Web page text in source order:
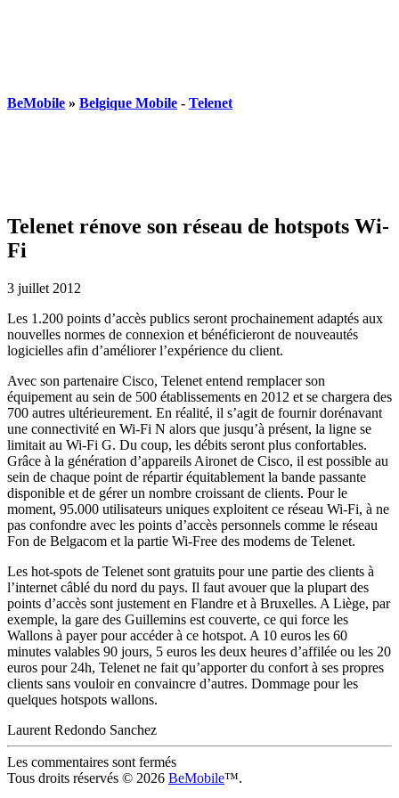
BeMobile » Belgique Mobile - Telenet
Telenet rénove son réseau de hotspots Wi-
Fi
3 juillet 2012
Les 1.200 points d’accès publics seront prochainement adaptés aux
nouvelles normes de connexion et bénéficieront de nouveautés
logicielles afin d’améliorer l’expérience du client.
Avec son partenaire Cisco, Telenet entend remplacer son
équipement au sein de 500 établissements en 2012 et se chargera des
700 autres ultérieurement. En réalité, il s’agit de fournir dorénavant
une connectivité en Wi-Fi N alors que jusqu’à présent, la ligne se
limitait au Wi-Fi G. Du coup, les débits seront plus confortables.
Grâce à la génération d’appareils Aironet de Cisco, il est possible au
sein de chaque point de répartir équitablement la bande passante
disponible et de gérer un nombre croissant de clients. Pour le
moment, 95.000 utilisateurs uniques exploitent ce réseau Wi-Fi, à ne
pas confondre avec les points d’accès personnels comme le réseau
Fon de Belgacom et la partie Wi-Free des modems de Telenet.
Les hot-spots de Telenet sont gratuits pour une partie des clients à
l’internet câblé du nord du pays. Il faut avouer que la plupart des
points d’accès sont justement en Flandre et à Bruxelles. A Liège, par
exemple, la gare des Guillemins est couverte, ce qui force les
Wallons à payer pour accéder à ce hotspot. A 10 euros les 60
minutes valables 90 jours, 5 euros les deux heures d’affilée ou les 20
euros pour 24h, Telenet ne fait qu’apporter du confort à ses propres
clients sans vouloir en convaincre d’autres. Dommage pour les
quelques hotspots wallons.
Laurent Redondo Sanchez
Les commentaires sont fermés
Tous droits réservés © 2026 BeMobile™.